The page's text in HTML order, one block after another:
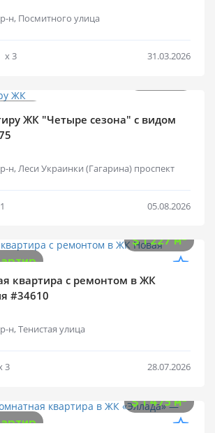
н, Посмитного улица
х 3 31.03.2026
ЖК "Четыре сезона" с видом
н, Леси Украинки (Гагарина) проспект
05.08.2026
$1 227 м2
квартира с ремонтом в ЖК
#34610
н, Тенистая улица
3 28.07.2026
$1 475 м2